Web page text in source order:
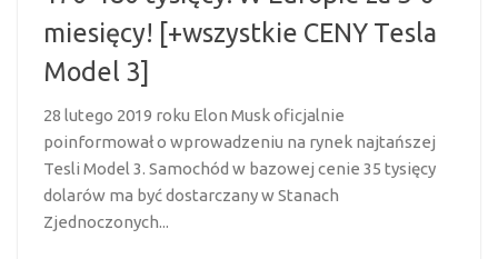
miesięcy! [+wszystkie CENY Tesla
Model 3]
28 lutego 2019 roku Elon Musk oficjalnie
poinformował o wprowadzeniu na rynek najtańszej
Tesli Model 3. Samochód w bazowej cenie 35 tysięcy
dolarów ma być dostarczany w Stanach
Zjednoczonych...